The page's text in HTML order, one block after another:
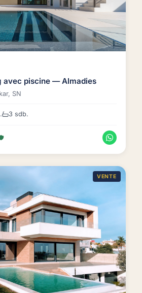
avec piscine — Almadies
SN
3 sdb.
VENTE